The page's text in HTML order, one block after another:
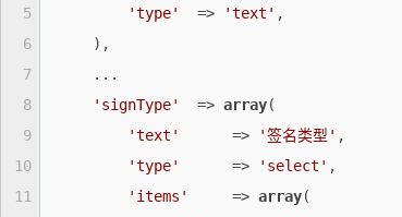
'type'
  =>
'text' ,
    ),
    ...
'signType'
  =>
array(
'text'
      =>
'签名类型' ,
'type'
      =>
'select' ,
'items'
     =>
array(
5
6
7
8
9
10
11